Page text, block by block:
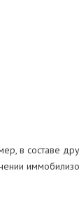
в составе